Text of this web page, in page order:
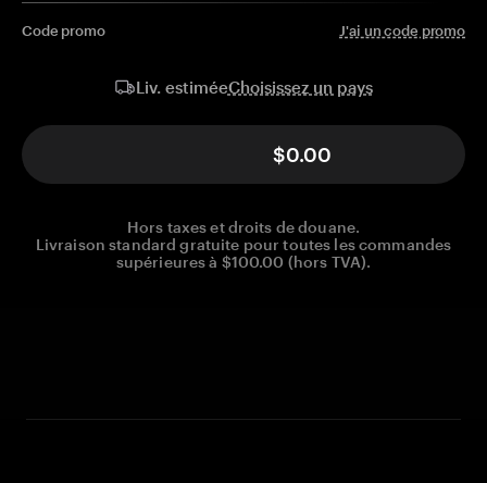
Code promo J'ai un code promo
Liv. estiméeChoisissez un pays
$0.00
Hors taxes et droits de douane.
Livraison standard gratuite pour toutes les commandes
supérieures à $100.00 (hors TVA).